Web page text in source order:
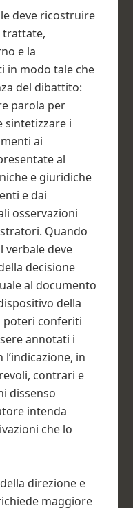
deve ricostruire
trattate,
e la
in modo tale che
del dibattito:
parola per
sintetizzare i
ai
al
e giuridiche
e dai
osservazioni
Quando
verbale deve
decisione
al documento
della
poteri conferiti
annotati i
in
contrari e
dissenso
intenda
che lo
direzione e
maggiore